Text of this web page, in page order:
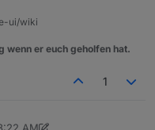
ui/wiki
wenn er euch geholfen hat.
1